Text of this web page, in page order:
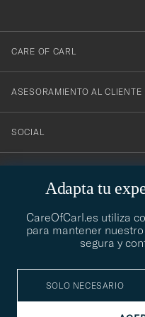
Adapta tu
CareOfCarl.es utiliza
para mantener
segura y
SOLO NECESARIO
boletín!
CARE OF CARL
ASESORAMIENTO AL CLIENTE
SOCIAL
ASESORAMIENTO DE ESTILO
estamos encantados de